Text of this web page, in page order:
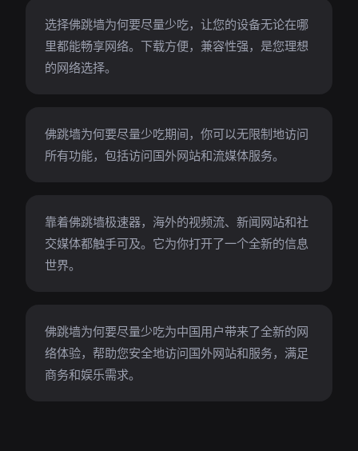
选择佛跳墙为何要尽量少吃，让您的设备无论在哪
里都能畅享网络。下载方便，兼容性强，是您理想
的网络选择。
佛跳墙为何要尽量少吃期间，你可以无限制地访问
所有功能，包括访问国外网站和流媒体服务。
靠着佛跳墙极速器，海外的视频流、新闻网站和社
交媒体都触手可及。它为你打开了一个全新的信息
世界。
佛跳墙为何要尽量少吃为中国用户带来了全新的网
络体验，帮助您安全地访问国外网站和服务，满足
商务和娱乐需求。